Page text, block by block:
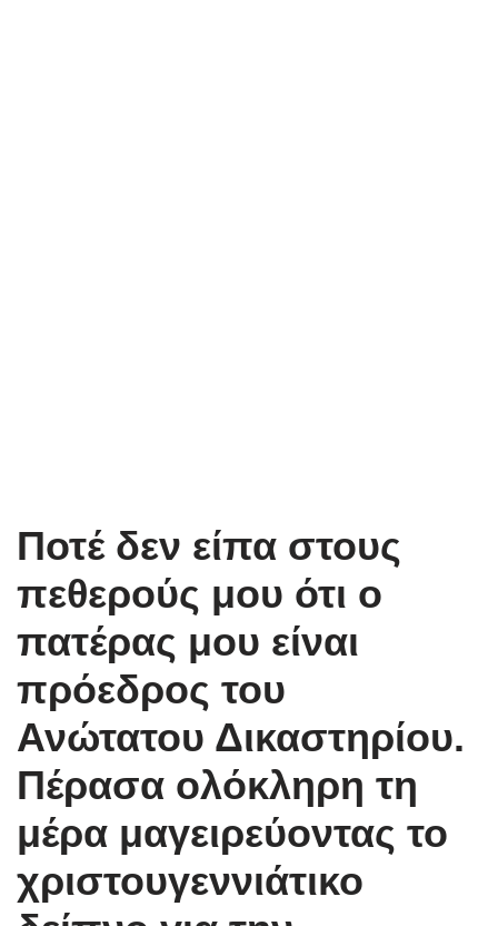
Ποτέ δεν είπα στους
πεθερούς μου ότι ο
πατέρας μου είναι
πρόεδρος του
Ανώτατου Δικαστηρίου.
Πέρασα ολόκληρη τη
μέρα μαγειρεύοντας το
χριστουγεννιάτικο